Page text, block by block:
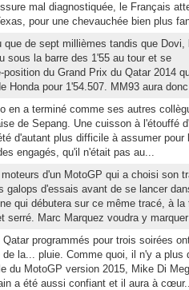
mal diagnostiquée, le Français
pour une chevauchée bien plus
de sept millièmes tandis que Dovi,
sous la barre des 1'55 au tour et se
du Grand Prix du Qatar 2014
Honda pour 1'54.507. MM93 aura
en a terminé comme ses autres
de Sepang. Une cuisson à l'étouffé
d'autant plus difficile à assumer pour
engagés, qu'il n'était pas au...
d'un MotoGP qui a choisi son
galops d'essais avant de se lancer
qui débutera sur ce même tracé, à
serré. Marc Marquez voudra y
programmés pour trois soirées
la... pluie. Comme quoi, il n'y a plus
du MotoGP version 2015, Mike Di
a été aussi confiant et il aura à